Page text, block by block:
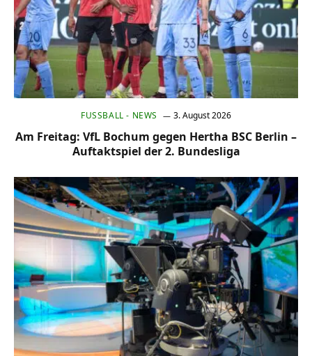
FUSSBALL - NEWS 3. August 2026
Am Freitag: VfL Bochum gegen Hertha BSC Berlin –
Auftaktspiel der 2. Bundesliga